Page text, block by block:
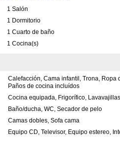
1 Salón
1 Dormitorio
1 Cuarto de baño
1 Cocina(s)
Calefacción, Cama infantil, Trona, Ropa
Paños de cocina incluídos
Cocina equipada, Frigorífico,
Baño/ducha, WC, Secador de pelo
Camas dobles, Sofa cama
Equipo CD, Televisor, Equipo estereo,